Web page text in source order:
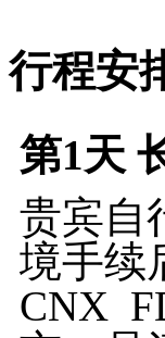
行程安
第1天
贵宾自
境手续
CNX